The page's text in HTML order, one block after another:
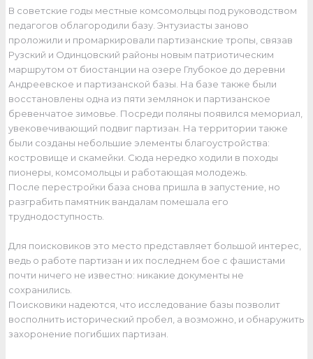
В советские годы местные комсомольцы под руководством
педагогов облагородили базу. Энтузиасты заново
проложили и промаркировали партизанские тропы, связав
Рузский и Одинцовский районы новым патриотическим
маршрутом от биостанции на озере Глубокое до деревни
Андреевское и партизанской базы. На базе также были
восстановлены одна из пяти землянок и партизанское
бревенчатое зимовье. Посреди поляны появился мемориал,
увековечивающий подвиг партизан. На территории также
были созданы небольшие элементы благоустройства:
костровище и скамейки. Сюда нередко ходили в походы
пионеры, комсомольцы и работающая молодежь.
После перестройки база снова пришла в запустение, но
разграбить памятник вандалам помешала его
труднодоступность.
Для поисковиков это место представляет большой интерес,
ведь о работе партизан и их последнем бое с фашистами
почти ничего не известно: никакие документы не
сохранились.
Поисковики надеются, что исследование базы позволит
восполнить исторический пробел, а возможно, и обнаружить
захоронение погибших партизан.